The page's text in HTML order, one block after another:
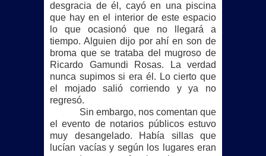
desgracia de él, cayó en una piscina
que hay en el interior de este espacio
lo que ocasionó que no llegará a
tiempo. Alguien dijo por ahí en son de
broma que se trataba del mugroso de
Ricardo Gamundi Rosas. La verdad
nunca supimos si era él. Lo cierto que
el mojado salió corriendo y ya no
regresó.
Sin embargo, nos comentan que
el evento de notarios públicos estuvo
muy desangelado. Había sillas que
lucían vacías y según los lugares eran